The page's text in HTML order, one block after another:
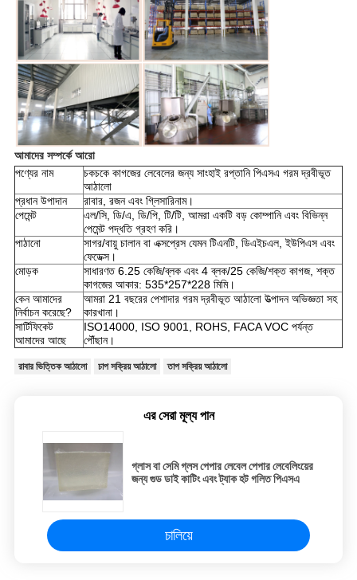
আমাদের সম্পর্কে আরো
পণ্যের নাম
চকচকে কাগজের লেবেলের জন্য সাংহাই রপ্তানি পিএসএ গরম দ্রবীভূত
আঠালো
প্রধান উপাদান
রাবার, রজন এবং গ্লিসারিনাম।
পেমেন্ট
এল/সি, ডি/এ, ডি/পি, টি/টি, আমরা একটি বড় কোম্পানি এবং বিভিন্ন
পেমেন্ট পদ্ধতি গ্রহণ করি।
পাঠানো
সাগর/বায়ু চালান বা এক্সপ্রেস যেমন টিএনটি, ডিএইচএল, ইউপিএস এবং
ফেডেক্স।
মোড়ক
সাধারণত 6.25 কেজি/ব্লক এবং 4 ব্লক/25 কেজি/শক্ত কাগজ, শক্ত
কাগজের আকার: 535*257*228 মিমি।
কেন আমাদের
নির্বাচন করেছে?
আমরা 21 বছরের পেশাদার গরম দ্রবীভূত আঠালো উত্পাদন অভিজ্ঞতা সহ
কারখানা।
সার্টিফিকেট
আমাদের আছে
ISO14000, ISO 9001, ROHS, FACA VOC পর্যন্ত
পৌঁছান।
রাবার ভিত্তিক আঠালো চাপ সক্রিয় আঠালো তাপ সক্রিয় আঠালো
এর সেরা মূল্য পান
গ্লাস বা সেমি গ্লস পেপার লেবেল পেপার লেবেলিংয়ের
জন্য গুড ডাই কাটিং এবং ট্যাক হট গলিত পিএসএ
চালিয়ে